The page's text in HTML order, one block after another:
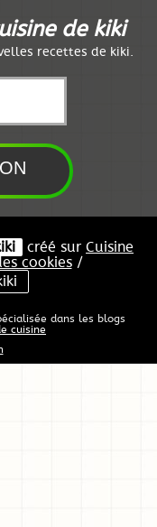
de kiki
recettes de kiki.
créé sur Cuisine
cookies/
dans les blogs
cuisine